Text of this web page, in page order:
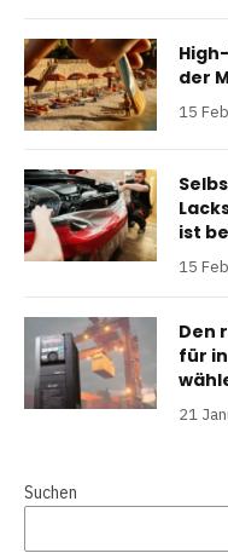
der
15
ist
15
Den
für
21
Suchen